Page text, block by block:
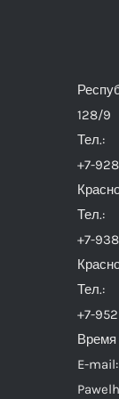
128/9
Тел.:
+7-
Тел.:
+7-
Тел.:
+7-
Время
E-mail: